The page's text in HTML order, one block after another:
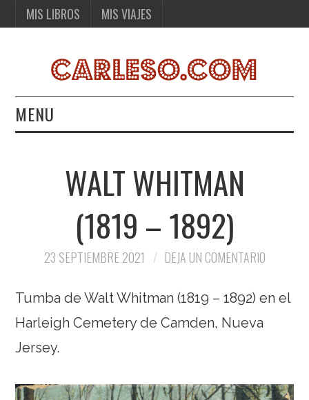
MIS LIBROS MIS VIAJES
MENU
MIS VIAJES
WALT WHITMAN
(1819 – 1892)
23 SEPTIEMBRE 2021 DEJA UN COMENTARIO
Tumba de Walt Whitman (1819 – 1892) en el
Harleigh Cemetery de Camden, Nueva
Jersey.